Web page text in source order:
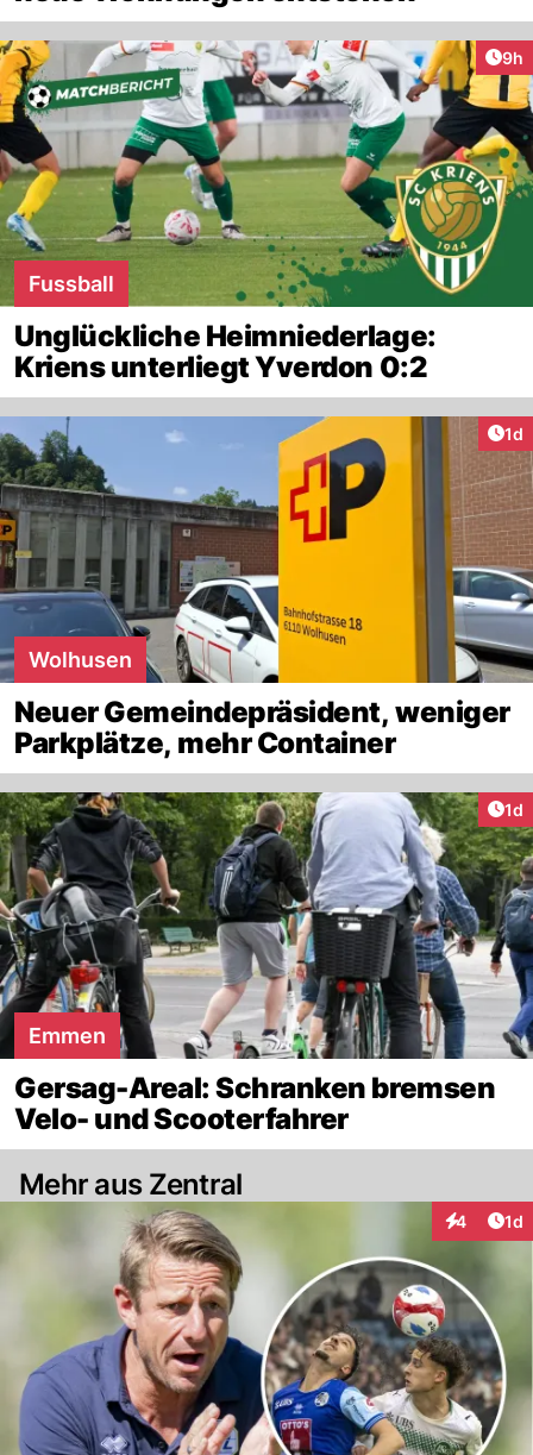
9h
Fussball
Unglückliche Heimniederlage:
Kriens unterliegt Yverdon 0:2
1d
Wolhusen
Neuer Gemeindepräsident, weniger
Parkplätze, mehr Container
1d
Emmen
Gersag-Areal: Schranken bremsen
Velo- und Scooterfahrer
Mehr aus Zentral
4 1d